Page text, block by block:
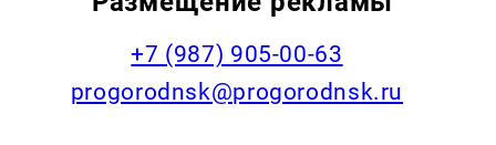
+7 (987) 905-00-63
progorodnsk@progorodnsk.ru